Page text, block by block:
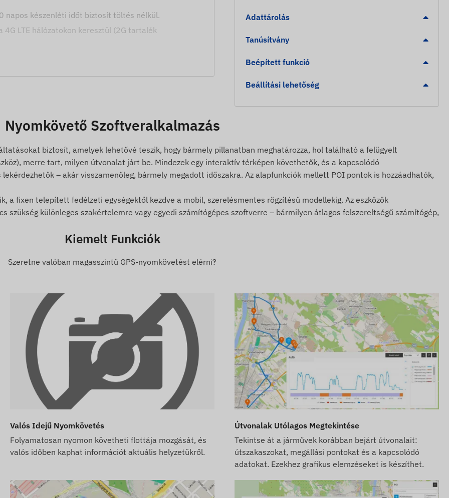
napos készenléti időt biztosít töltés nélkül.
LTE hálózatokon keresztül (2G tartalék
és giroszkóp segítségével.
érdekében.
SMS-ben vagy online nyomkövető
a gyári beállításokkal adjuk át. A működtetéshez
üzemeltetéséről (feltöltés, éves adategyeztetés)
kártyát nem, akkor a készüléket már a
is tőlünk vásárolja, akkor a készüléket és a SIM
Adattárolás
Tanúsítvány
Beépített funkció
Beállítási lehetőség
Nyomkövető Szoftveralkalmazás
biztosít, amelyek lehetővé teszik, hogy bármely pillanatban meghatározza, hol található a felügyelt
merre tart, milyen útvonalat járt be. Mindezek egy interaktív térképen követhetők, és a kapcsolódó
– akár visszamenőleg, bármely megadott időszakra. Az alapfunkciók mellett POI pontok is hozzáadhatók,
a fixen telepített fedélzeti egységektől kezdve a mobil, szerelésmentes rögzítésű modellekig. Az eszközök
szükség különleges szakértelemre vagy egyedi számítógépes szoftverre – bármilyen átlagos felszereltségű számítógép,
Kiemelt Funkciók
Szeretne valóban magasszintű GPS-nyomkövetést elérni?
Valós Idejű Nyomkövetés
Folyamatosan nyomon követheti flottája mozgását, és
valós időben kaphat információt aktuális helyzetükről.
Útvonalak Utólagos Megtekintése
Tekintse át a járművek korábban bejárt útvonalait:
útszakaszokat, megállási pontokat és a kapcsolódó
adatokat. Ezekhez grafikus elemzéseket is készíthet.